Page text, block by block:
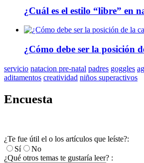
¿Cuál es el estilo “libre” en
¿Cómo debe ser la posición
servicio natacion pre-natal padres goggles
aditamentos creatividad niños superactivos
Encuesta
¿Te fue útil el o los artículos que leíste?:
Sí
No
¿Qué otros temas te gustaría leer? :